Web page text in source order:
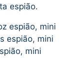
espião.
espião, mini
espião, mini
mini